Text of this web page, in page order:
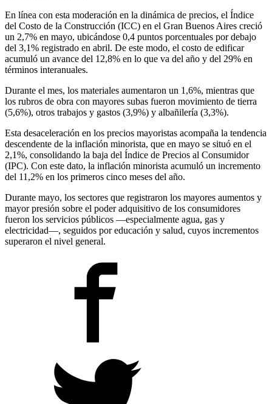
En línea con esta moderación en la dinámica de precios, el Índice
del Costo de la Construcción (ICC) en el Gran Buenos Aires creció
un 2,7% en mayo, ubicándose 0,4 puntos porcentuales por debajo
del 3,1% registrado en abril. De este modo, el costo de edificar
acumuló un avance del 12,8% en lo que va del año y del 29% en
términos interanuales.
Durante el mes, los materiales aumentaron un 1,6%, mientras que
los rubros de obra con mayores subas fueron movimiento de tierra
(5,6%), otros trabajos y gastos (3,9%) y albañilería (3,3%).
Esta desaceleración en los precios mayoristas acompaña la tendencia
descendente de la inflación minorista, que en mayo se situó en el
2,1%, consolidando la baja del Índice de Precios al Consumidor
(IPC). Con este dato, la inflación minorista acumuló un incremento
del 11,2% en los primeros cinco meses del año.
Durante mayo, los sectores que registraron los mayores aumentos y
mayor presión sobre el poder adquisitivo de los consumidores
fueron los servicios públicos —especialmente agua, gas y
electricidad—, seguidos por educación y salud, cuyos incrementos
superaron el nivel general.